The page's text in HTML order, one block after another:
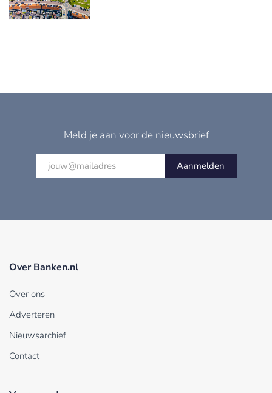
Meld je aan voor de nieuwsbrief
Aanmelden
Over Banken.nl
Over ons
Adverteren
Nieuwsarchief
Contact